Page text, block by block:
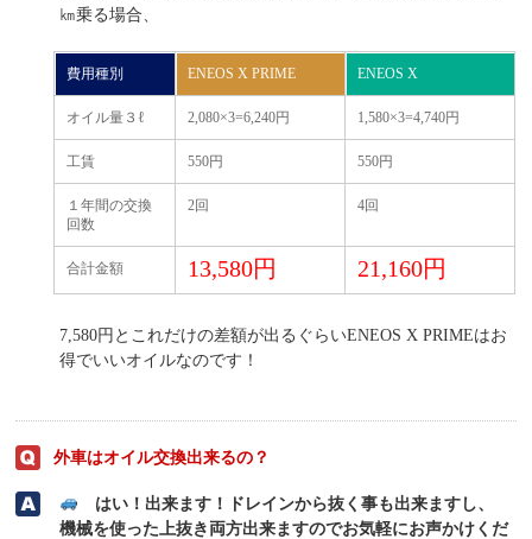
㎞乗る場合、
費用種別 ENEOS X PRIME ENEOS X
オイル量３ℓ 2,080×3=6,240円 1,580×3=4,740円
工賃 550円 550円
１年間の交換
回数
2回 4回
合計金額 13,580円 21,160円
7,580円とこれだけの差額が出るぐらいENEOS X PRIMEはお
得でいいオイルなのです！
外車はオイル交換出来るの？
はい！出来ます！ドレインから抜く事も出来ますし、
機械を使った上抜き両方出来ますのでお気軽にお声かけくだ